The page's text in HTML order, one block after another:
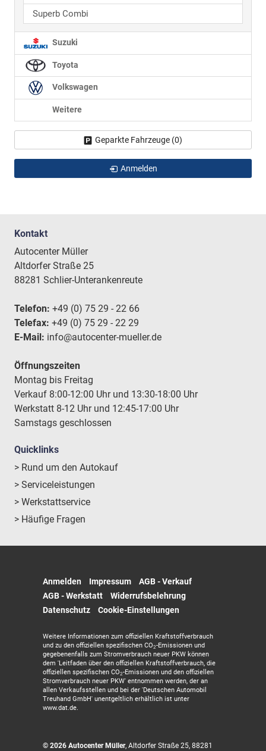
Superb Combi
Suzuki
Toyota
Volkswagen
Weitere
Geparkte Fahrzeuge (0)
Anmelden
Kontakt
Autocenter Müller
Altdorfer Straße 25
88281 Schlier-Unterankenreute
Telefon: +49 (0) 75 29 - 22 66
Telefax: +49 (0) 75 29 - 22 29
E-Mail: info@autocenter-mueller.de
Öffnungszeiten
Montag bis Freitag
Verkauf 8:00-12:00 Uhr und 13:30-18:00 Uhr
Werkstatt 8-12 Uhr und 12:45-17:00 Uhr
Samstags geschlossen
Quicklinks
> Rund um den Autokauf
> Serviceleistungen
> Werkstattservice
> Häufige Fragen
Anmelden Impressum
AGB - Verkauf
AGB - Werkstatt
Widerrufsbelehrung
Datenschutz
Cookie-Einstellungen
Weitere Informationen zum offiziellen Kraftstoffverbrauch
und zu den offiziellen spezifischen CO2-Emissionen und
gegebenenfalls zum Stromverbrauch neuer PKW können
dem 'Leitfaden über den offiziellen Kraftstoffverbrauch, die
offiziellen spezifischen CO2-Emissionen und den offiziellen
Stromverbrauch neuer PKW' entnommen werden, der an
allen Verkaufsstellen und bei der 'Deutschen Automobil
Treuhand GmbH' unentgeltlich erhältlich ist unter
www.dat.de.
© 2026 Autocenter Müller, Altdorfer Straße 25, 88281